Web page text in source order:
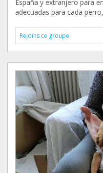
España y extranjero para
adecuadas para cada
Rejoins ce groupe